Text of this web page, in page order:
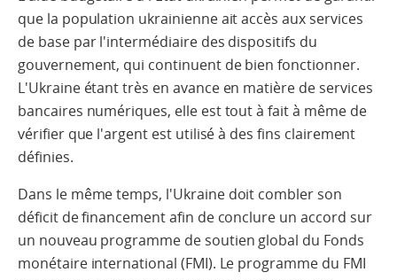
que la population ukrainienne ait accès aux services
de base par l'intermédiaire des dispositifs du
gouvernement, qui continuent de bien fonctionner.
L'Ukraine étant très en avance en matière de services
bancaires numériques, elle est tout à fait à même de
vérifier que l'argent est utilisé à des fins clairement
définies.
Dans le même temps, l'Ukraine doit combler son
déficit de financement afin de conclure un accord sur
un nouveau programme de soutien global du Fonds
monétaire international (FMI). Le programme du FMI